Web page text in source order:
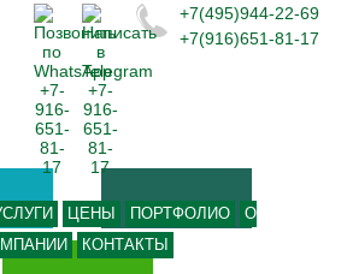
+7(495)944-22-69
+7(916)651-81-17
ЦЕНЫ ПОРТФОЛИО
О
КОНТАКТЫ